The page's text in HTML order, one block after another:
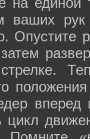
ваших
Опустите
вперед
цикл